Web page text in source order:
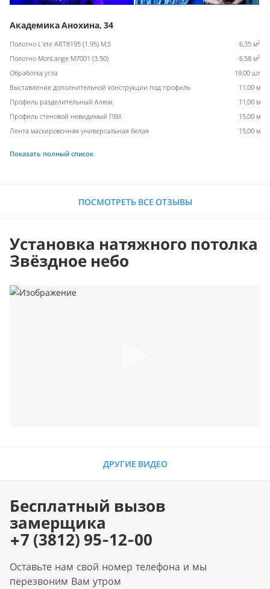
Академика Анохина, 34
Полотно L'ete ART8195 (1.95) M,S 6,35 м2
Полотно MonLange M7001 (3.50) 6,58 м2
Обработка угла
19,00 шт
Выставление дополнительной конструкции под профиль
11,00 м
Профиль разделительный Алюм.
11,00 м
Профиль стеновой невидимый ПВХ
15,00 м
Лента маскировочная универсальная белая
15,00 м
Показать полный список
ПОСМОТРЕТЬ ВСЕ ОТЗЫВЫ
Установка натяжного потолка
Звёздное небо
ДРУГИЕ ВИДЕО
Бесплатный вызов
замерщика
+7 (3812) 95-12-00
Оставьте нам свой номер телефона и мы
перезвоним Вам утром